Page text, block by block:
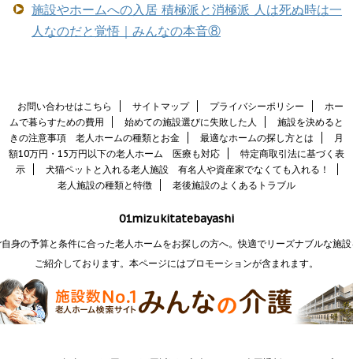
施設やホームへの入居 積極派と消極派 人は死ぬ時は一
人なのだと覚悟｜みんなの本音⑧
お問い合わせはこちら サイトマップ プライバシーポリシー
ホー
ムで暮らすための費用
始めての施設選びに失敗した人
施設を決めると
きの注意事項 老人ホームの種類とお金
最適なホームの探し方とは
月
額10万円・15万円以下の老人ホーム 医療も対応
特定商取引法に基づく表
示
犬猫ペットと入れる老人施設 有名人や資産家でなくても入れる！
老人施設の種類と特徴
老後施設のよくあるトラブル
01mizukitatebayashi
身の予算と条件に合った老人ホームをお探しの方へ。快適でリーズナブルな施
ご紹介しております。本ページにはプロモーションが含まれます。